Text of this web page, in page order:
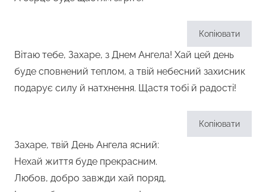
Копіювати
Вітаю тебе, Захаре, з Днем Ангела! Хай цей день
буде сповнений теплом, а твій небесний захисник
подарує силу й натхнення. Щастя тобі й радості!
Копіювати
Захаре, твій День Ангела ясний:
Нехай життя буде прекрасним.
Любов, добро завжди хай поряд,